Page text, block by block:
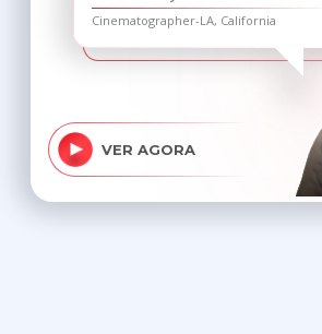
Cinematographer-LA, California
VER AGORA